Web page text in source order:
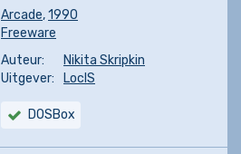
Arcade,1990
Freeware
Auteur:
Nikita Skripkin
Uitgever:
LocIS
DOSBox